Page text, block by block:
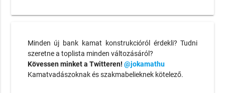
Minden új bank kamat konstrukcióról érdekli? Tudni
szeretne a toplista minden változásáról?
Kövessen minket a Twitteren! @jokamathu
Kamatvadászoknak és szakmabelieknek kötelező.